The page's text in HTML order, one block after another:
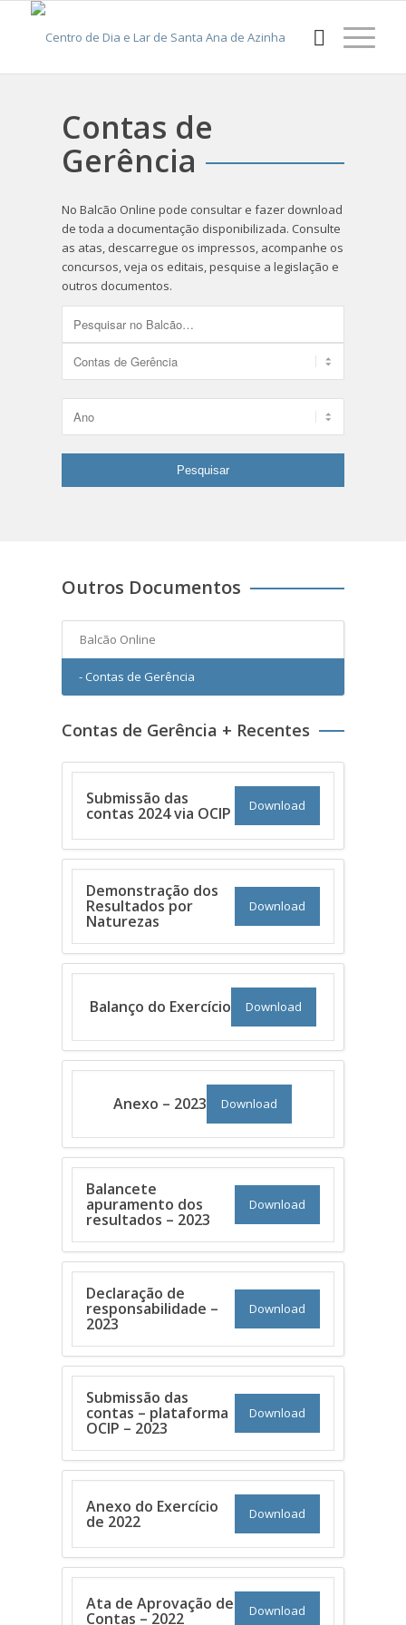
Contas de
Gerência
No Balcão Online pode consultar e fazer download
de toda a documentação disponibilizada. Consulte
as atas, descarregue os impressos, acompanhe os
concursos, veja os editais, pesquise a legislação e
outros documentos.
Outros Documentos
Balcão Online
- Contas de Gerência
Contas de Gerência + Recentes
Submissão das
contas 2024 via OCIP Download
Demonstração dos
Resultados por
Naturezas
Download
Balanço do Exercício Download
Anexo – 2023 Download
Balancete
apuramento dos
resultados – 2023
Download
Declaração de
responsabilidade –
2023
Download
Submissão das
contas – plataforma
OCIP – 2023
Download
Anexo do Exercício
de 2022 Download
Ata de Aprovação de
Contas – 2022 Download